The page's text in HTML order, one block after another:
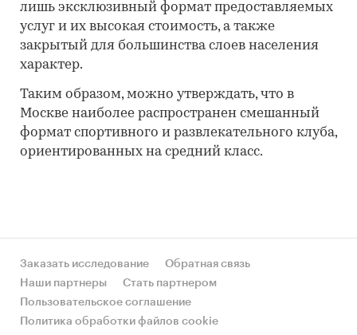
лишь эксклюзивный формат предоставляемых
услуг и их высокая стоимость, а также
закрытый для большинства слоев населения
характер.
Таким образом, можно утверждать, что в
Москве наиболее распространен смешанный
формат спортивного и развлекательного клуба,
ориентированных на средний класс.
Заказать исследование
Обратная связь
Наши партнеры
Стать партнером
Пользовательское соглашение
Политика обработки файлов cookie